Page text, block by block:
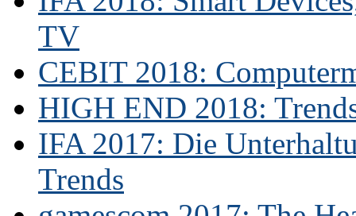
TV
CEBIT 2018:
HIGH END 2018:
IFA 2017: Die
Trends